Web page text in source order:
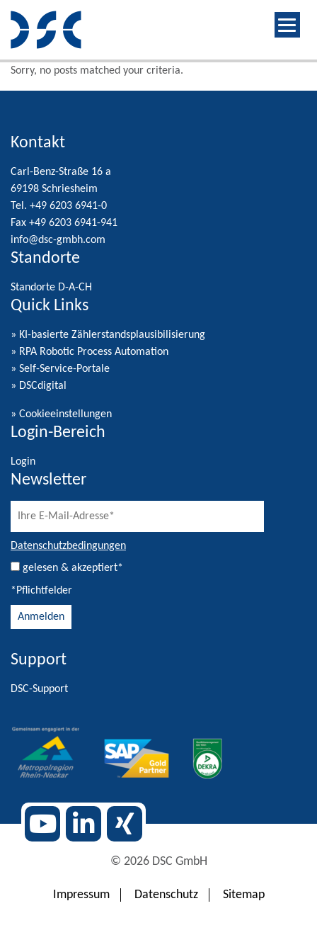
Sorry, no posts matched your criteria.
Kontakt
Carl-Benz-Straße 16 a
69198 Schriesheim
Tel. +49 6203 6941-0
Fax +49 6203 6941-941
info@dsc-gmbh.com
Standorte
Standorte D-A-CH
Quick Links
» KI-basierte Zählerstandsplausibilisierung
» RPA Robotic Process Automation
» Self-Service-Portale
» DSCdigital
» Cookieeinstellungen
Login-Bereich
Login
Newsletter
Datenschutzbedingungen
gelesen & akzeptiert*
*Pflichtfelder
Alternative:
Support
DSC-Support
© 2026 DSC GmbH
Impressum Datenschutz Sitemap